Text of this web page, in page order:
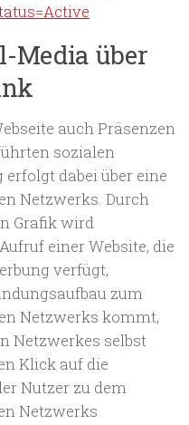
Media über
auch Präsenzen
sozialen
dabei über eine
Netzwerks. Durch
Grafik wird
einer Website, die
verfügt,
zum
Netzwerks kommt,
Netzwerkes selbst
Klick auf die
Nutzer zu dem
Netzwerks